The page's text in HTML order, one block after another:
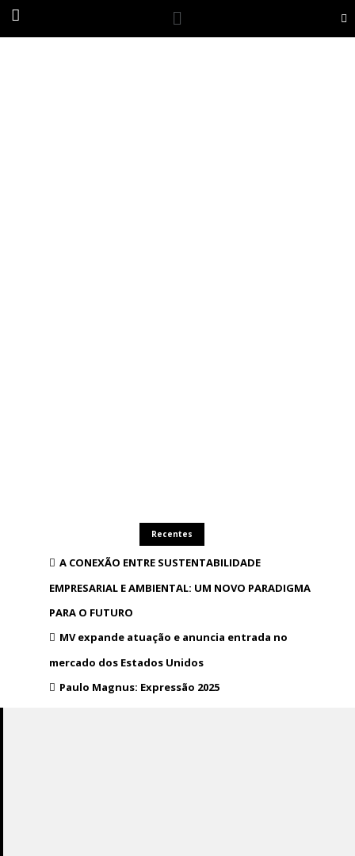
Recentes
A CONEXÃO ENTRE SUSTENTABILIDADE
EMPRESARIAL E AMBIENTAL: UM NOVO PARADIGMA
PARA O FUTURO
MV expande atuação e anuncia entrada no
mercado dos Estados Unidos
Paulo Magnus: Expressão 2025